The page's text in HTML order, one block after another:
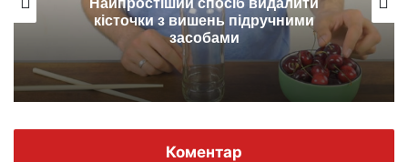
Найпростіший спосіб видалити
кісточки з вишень підручними
засобами
Коментар